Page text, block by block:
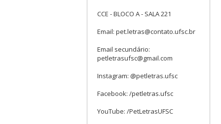
CCE - BLOCO A - SALA 221
Email: pet.letras@contato.ufsc.br
Email secundário:
petletrasufsc@gmail.com
Instagram: @petletras.ufsc
Facebook: /petletras.ufsc
YouTube: /PetLetrasUFSC